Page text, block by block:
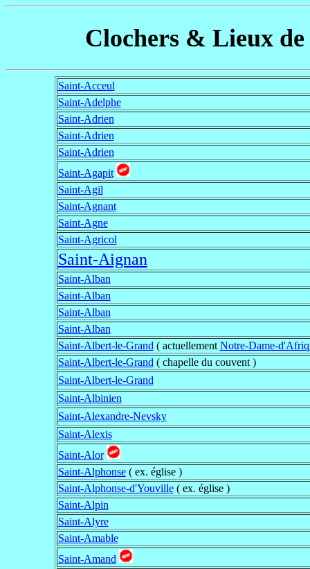
Clochers & Lieux
Saint-Acceul
Saint-Adelphe
Saint-Adrien
Saint-Adrien
Saint-Adrien
Saint-Agapit
Saint-Agil
Saint-Agnant
Saint-Agne
Saint-Agricol
Saint-Aignan
Saint-Alban
Saint-Alban
Saint-Alban
Saint-Alban
Saint-Albert-le-Grand ( actuellement Notre-Dame-
Saint-Albert-le-Grand ( chapelle du couvent )
Saint-Albert-le-Grand
Saint-Albinien
Saint-Alexandre-Nevsky
Saint-Alexis
Saint-Alor
Saint-Alphonse( ex. église )
Saint-Alphonse-d'Youville( ex. église )
Saint-Alpin
Saint-Alyre
Saint-Amable
Saint-Amand